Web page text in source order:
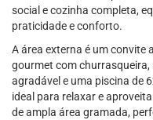
social e cozinha completa,
praticidade e conforto.
A área externa é um convite
gourmet com churrasqueira,
agradável e uma piscina de
ideal para relaxar e
de ampla área gramada,